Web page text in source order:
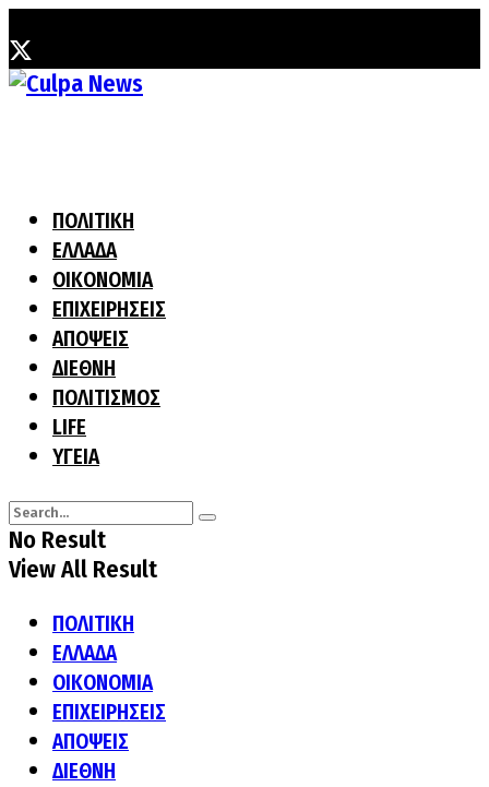
ΠΟΛΙΤΙΚΗ
ΕΛΛΑΔΑ
ΟΙΚΟΝΟΜΙΑ
ΕΠΙΧΕΙΡΗΣΕΙΣ
ΑΠΟΨΕΙΣ
ΔΙΕΘΝΗ
ΠΟΛΙΤΙΣΜΟΣ
LIFE
ΥΓΕΙΑ
No Result
View All Result
ΠΟΛΙΤΙΚΗ
ΕΛΛΑΔΑ
ΟΙΚΟΝΟΜΙΑ
ΕΠΙΧΕΙΡΗΣΕΙΣ
ΑΠΟΨΕΙΣ
ΔΙΕΘΝΗ